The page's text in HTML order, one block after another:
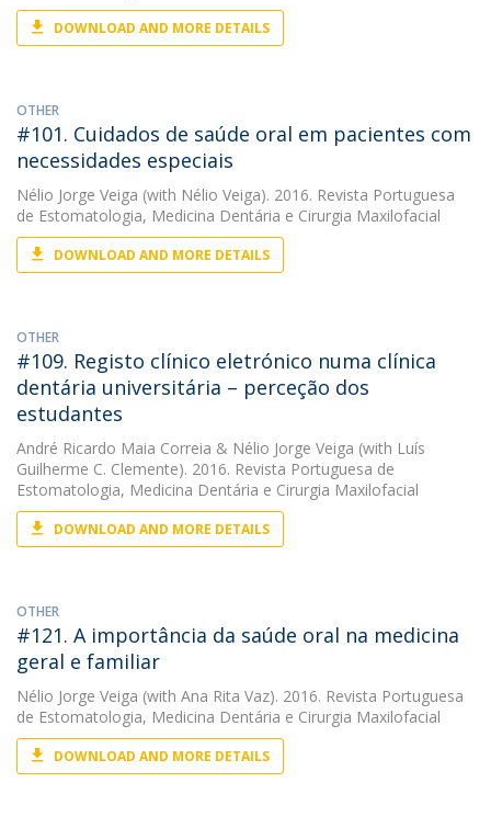
DOWNLOAD AND MORE DETAILS
OTHER
#101. Cuidados de saúde oral em pacientes com
necessidades especiais
Nélio Jorge Veiga (with Nélio Veiga). 2016. Revista Portuguesa
de Estomatologia, Medicina Dentária e Cirurgia Maxilofacial
DOWNLOAD AND MORE DETAILS
OTHER
#109. Registo clínico eletrónico numa clínica
dentária universitária – perceção dos
estudantes
André Ricardo Maia Correia & Nélio Jorge Veiga (with Luís
Guilherme C. Clemente). 2016. Revista Portuguesa de
Estomatologia, Medicina Dentária e Cirurgia Maxilofacial
DOWNLOAD AND MORE DETAILS
OTHER
#121. A importância da saúde oral na medicina
geral e familiar
Nélio Jorge Veiga (with Ana Rita Vaz). 2016. Revista Portuguesa
de Estomatologia, Medicina Dentária e Cirurgia Maxilofacial
DOWNLOAD AND MORE DETAILS